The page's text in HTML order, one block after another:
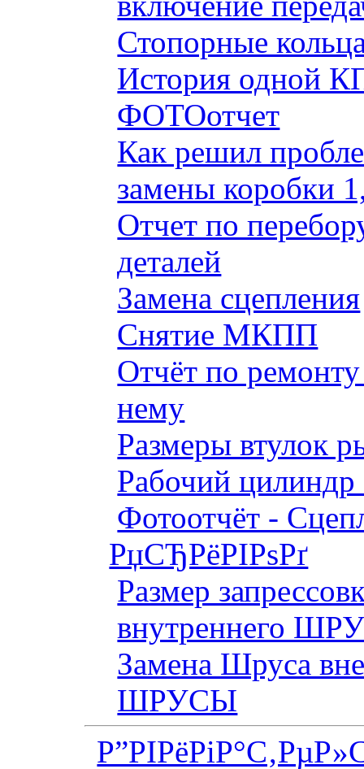
Стопорные
История одной
ФОТОотчет
Как решил
замены коробки
Отчет по
деталей
Замена сцепления
Снятие МКПП
Отчёт по
нему
Размеры втулок
Рабочий цилиндр
Фотоотчёт -
РџСЂРёРІРѕРґ
Размер
внутреннего
Замена Шруса
ШРУСЫ